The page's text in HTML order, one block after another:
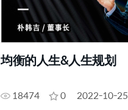
均衡的人生&人生规划
18474 0 2022-10-25